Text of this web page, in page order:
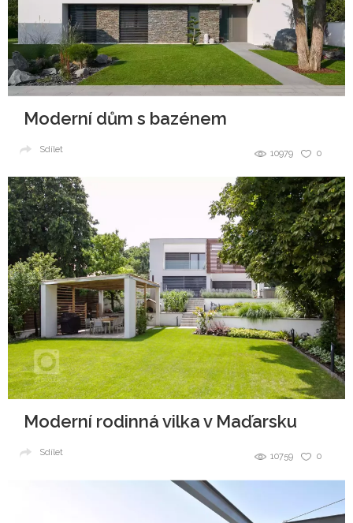
Moderní dům s bazénem
0
10979
Sdílet
Moderní rodinná vilka v Maďarsku
0
10759
Sdílet